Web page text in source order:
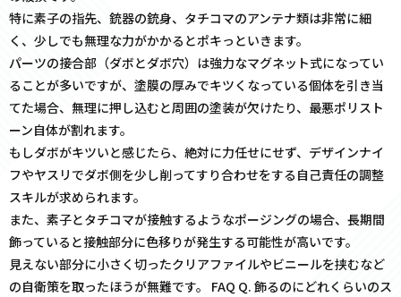
特に素子の指先、銃器の銃身、タチコマのアンテナ類は非常に細
く、少しでも無理な力がかかるとポキっといきます。
パーツの接合部（ダボとダボ穴）は強力なマグネット式になってい
ることが多いですが、塗膜の厚みでキツくなっている個体を引き当
てた場合、無理に押し込むと周囲の塗装が欠けたり、最悪ポリスト
ーン自体が割れます。
もしダボがキツいと感じたら、絶対に力任せにせず、デザインナイ
フやヤスリでダボ側を少し削ってすり合わせをする自己責任の調整
スキルが求められます。
また、素子とタチコマが接触するようなポージングの場合、長期間
飾っていると接触部分に色移りが発生する可能性が高いです。
見えない部分に小さく切ったクリアファイルやビニールを挟むなど
の自衛策を取ったほうが無難です。 FAQ Q. 飾るのにどれくらいのス